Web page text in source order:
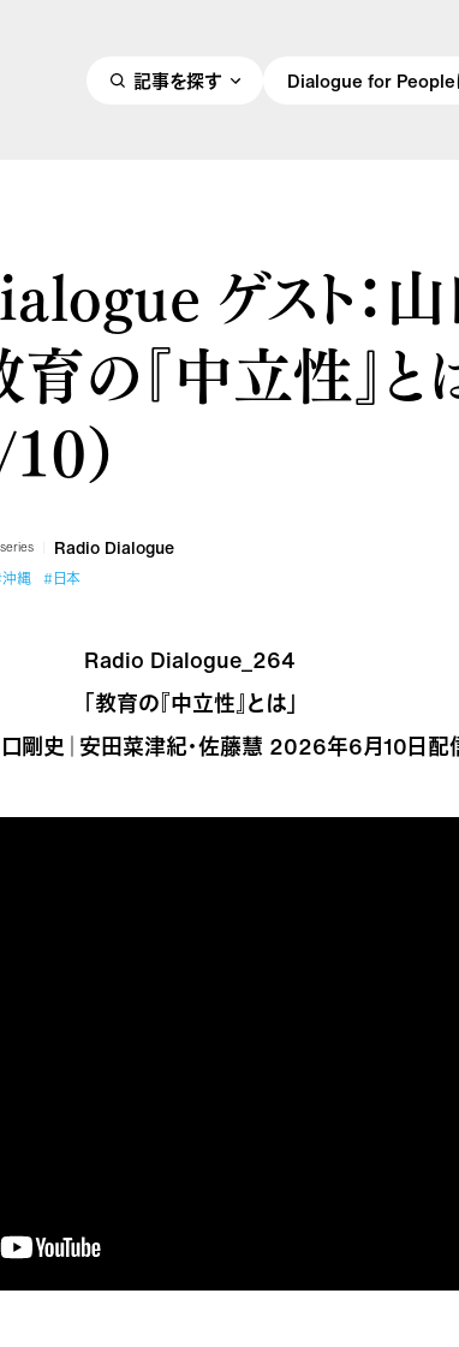
記事を探す Dialogue for People
ゲスト：
の『中立性』と
）
series Radio Dialogue
縄 #日本
Radio Dialogue_264
「教育の『中立性』とは」
口剛史｜安田菜津紀・佐藤慧 2026年6月10日配